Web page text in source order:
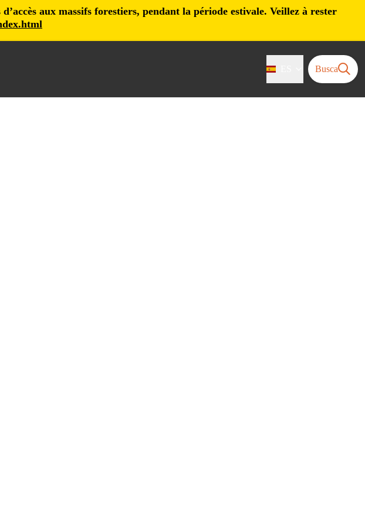
aux massifs forestiers, pendant la période estivale. Veillez à rester
Busca